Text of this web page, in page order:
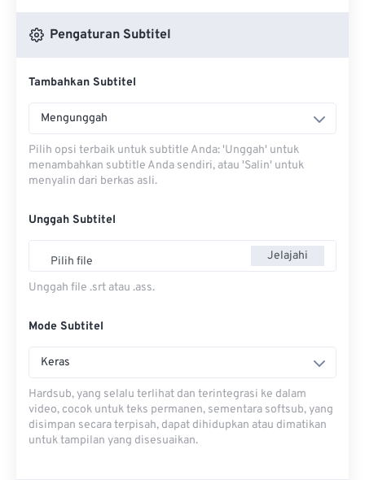
Pengaturan Subtitel
Tambahkan Subtitel
Mengunggah
Pilih opsi terbaik untuk subtitle Anda: 'Unggah' untuk
menambahkan subtitle Anda sendiri, atau 'Salin' untuk
menyalin dari berkas asli.
Unggah Subtitel
Pilih file Jelajahi
Unggah file .srt atau .ass.
Mode Subtitel
Keras
Hardsub, yang selalu terlihat dan terintegrasi ke dalam
video, cocok untuk teks permanen, sementara softsub, yang
disimpan secara terpisah, dapat dihidupkan atau dimatikan
untuk tampilan yang disesuaikan.